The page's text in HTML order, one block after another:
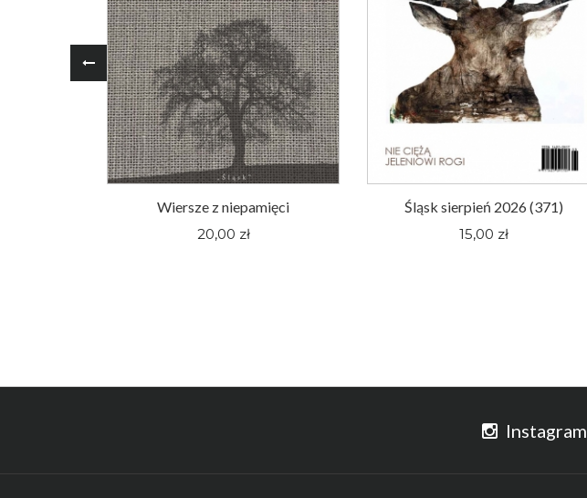
Wiersze z niepamięci
20,00 zł
Śląsk sierpień 2026 (371)
15,00 zł
Instagram